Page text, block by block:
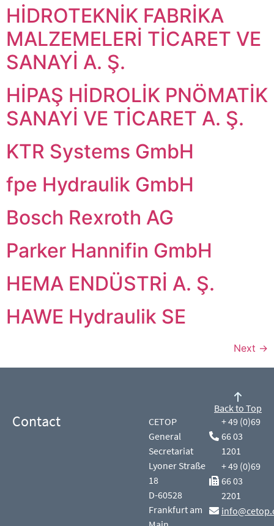
HİDROTEKNİK FABRİKA
MALZEMELERİ TİCARET VE
SANAYİ A. Ş.
HİPAŞ HİDROLİK PNÖMATİK
SANAYİ VE TİCARET A. Ş.
KTR Systems GmbH
fpe Hydraulik GmbH
Bosch Rexroth AG
Parker Hannifin GmbH
HEMA ENDÜSTRİ A. Ş.
HAWE Hydraulik SE
Next →
Contact
CETOP
General
Secretariat
Lyoner Straße
18
D-60528
Frankfurt am
+ 49 (0)69
66 03
1201
+ 49 (0)69
66 03
2201
Back to Top